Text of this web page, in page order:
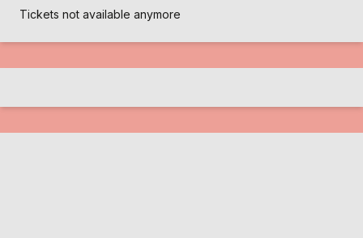
Tickets not available anymore